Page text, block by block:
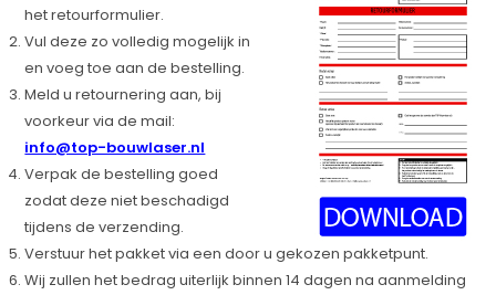
het retourformulier.
Vul deze zo volledig mogelijk in
en voeg toe aan de bestelling.
Meld u retournering aan, bij
voorkeur via de mail:
info@top-bouwlaser.nl
Verpak de bestelling goed
zodat deze niet beschadigd
tijdens de verzending.
Verstuur het pakket via een door u gekozen pakketpunt.
Wij zullen het bedrag uiterlijk binnen 14 dagen na aanmelding